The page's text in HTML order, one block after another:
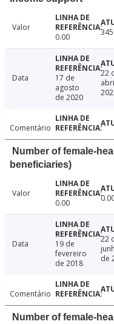
Valor
0.00
Data
17 de
agosto
de 2020
22
Comentário
Number of female-
beneficiaries)
Valor
0.00
Data
19 de
fevereiro
de 2018
22
de
Comentário
Number of female-